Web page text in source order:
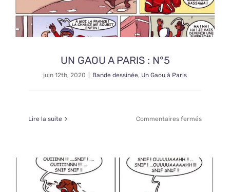
UN GAOU A PARIS : N°5
juin 12th, 2020 Bande dessinée, Un Gaou à Paris
Lire la suite Commentaires ferméssur
PARIS